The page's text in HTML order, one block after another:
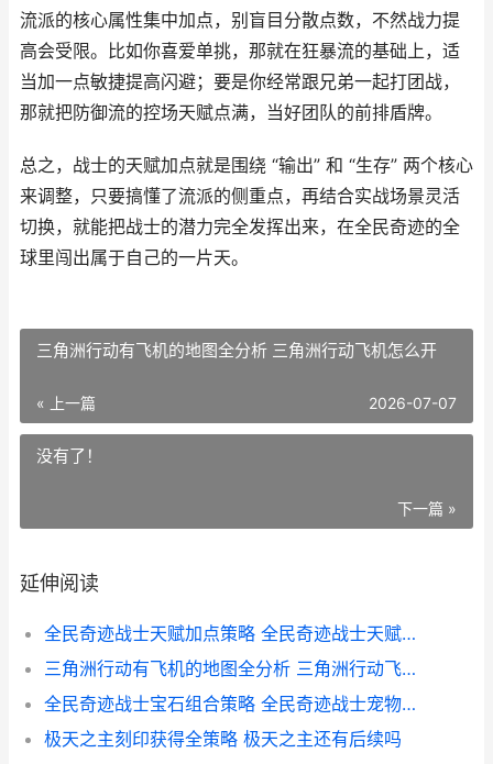
流派的核心属性集中加点，别盲目分散点数，不然战力提
高会受限。比如你喜爱单挑，那就在狂暴流的基础上，适
当加一点敏捷提高闪避；要是你经常跟兄弟一起打团战，
那就把防御流的控场天赋点满，当好团队的前排盾牌。
总之，战士的天赋加点就是围绕 “输出” 和 “生存” 两个核心
来调整，只要搞懂了流派的侧重点，再结合实战场景灵活
切换，就能把战士的潜力完全发挥出来，在全民奇迹的全
球里闯出属于自己的一片天。
三角洲行动有飞机的地图全分析 三角洲行动飞机怎么开
« 上一篇 2026-07-07
没有了！
下一篇 »
延伸阅读
全民奇迹战士天赋加点策略 全民奇迹战士天赋加什么回血快
三角洲行动有飞机的地图全分析 三角洲行动飞机怎么开
全民奇迹战士宝石组合策略 全民奇迹战士宠物组合
极天之主刻印获得全策略 极天之主还有后续吗